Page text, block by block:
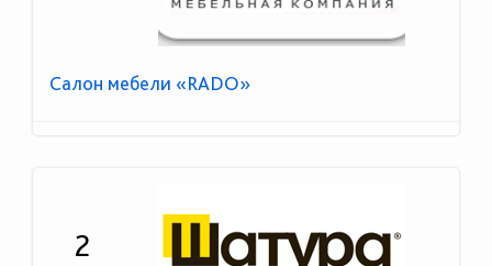
Салон мебели «RADO»
2